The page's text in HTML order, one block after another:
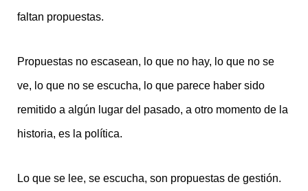
faltan propuestas.
Propuestas no escasean, lo que no hay, lo que no se
ve, lo que no se escucha, lo que parece haber sido
remitido a algún lugar del pasado, a otro momento de la
historia, es la política.
Lo que se lee, se escucha, son propuestas de gestión.